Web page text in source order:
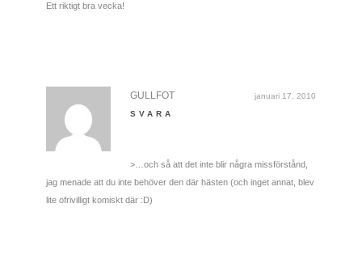
Ett riktigt bra vecka!
januari 17, 2010
GULLFOT
SVARA
>…och så att det inte blir några missförstånd,
jag menade att du inte behöver den där hästen (och inget annat, blev
lite ofrivilligt komiskt där :D)